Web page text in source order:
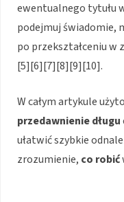
ewentualnego tytułu
podejmuj świadomie,
po przekształceniu
[5][6][7][8][9][10].
W całym artykule
przedawnienie długu
ułatwić szybkie
zrozumienie, co robić